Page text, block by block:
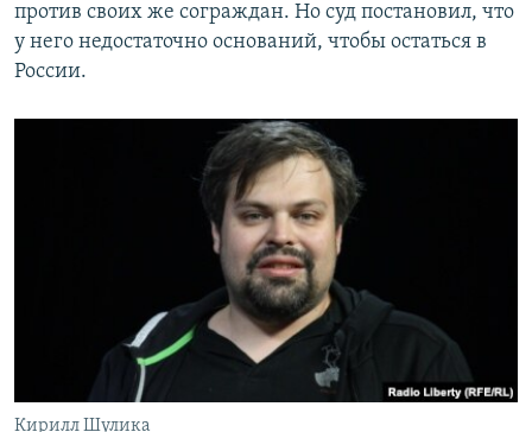
против своих же сограждан. Но суд постановил, что
у него недостаточно оснований, чтобы остаться в
России.
Кирилл Шулика